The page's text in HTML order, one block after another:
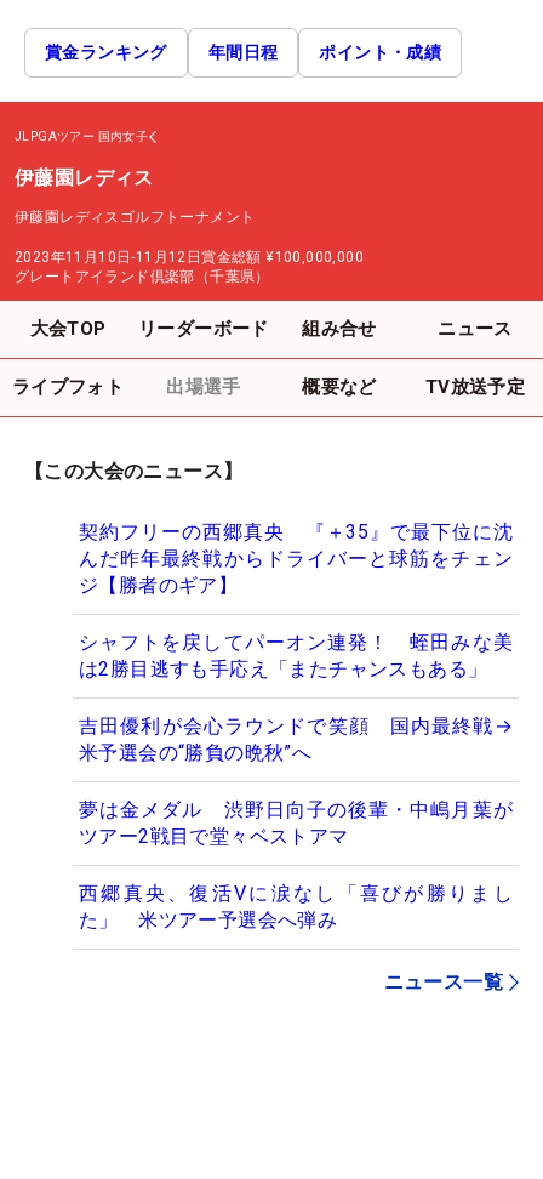
賞金ランキング 年間日程 ポイント・成績
JLPGAツアー 国内女子
伊藤園レディス
伊藤園レディスゴルフトーナメント
2023年11月10日-11月12日賞金総額 ¥100,000,000
グレートアイランド倶楽部（千葉県）
大会TOP リーダーボード 組み合せ ニュース
ライブフォト 出場選手 概要など TV放送予定
【この大会のニュース】
契約フリーの西郷真央 『＋35』で最下位に沈
んだ昨年最終戦からドライバーと球筋をチェン
ジ【勝者のギア】
シャフトを戻してパーオン連発！ 蛭田みな美
は2勝目逃すも手応え「またチャンスもある」
吉田優利が会心ラウンドで笑顔 国内最終戦→
米予選会の“勝負の晩秋”へ
夢は金メダル 渋野日向子の後輩・中嶋月葉が
ツアー2戦目で堂々ベストアマ
西郷真央、復活Vに涙なし「喜びが勝りまし
た」 米ツアー予選会へ弾み
ニュース一覧